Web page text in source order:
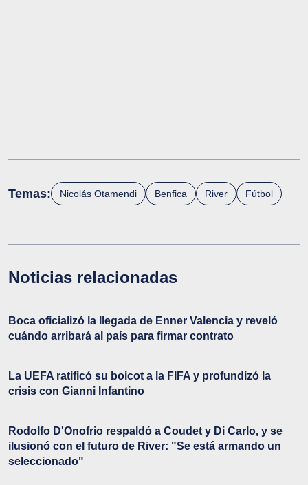
Temas: Nicolás Otamendi Benfica River Fútbol
Noticias relacionadas
Boca oficializó la llegada de Enner Valencia y reveló
cuándo arribará al país para firmar contrato
La UEFA ratificó su boicot a la FIFA y profundizó la
crisis con Gianni Infantino
Rodolfo D'Onofrio respaldó a Coudet y Di Carlo, y se
ilusionó con el futuro de River: "Se está armando un
seleccionado"